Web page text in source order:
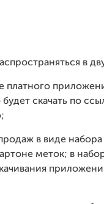
в
платного
скачать по
в виде набора
меток; в